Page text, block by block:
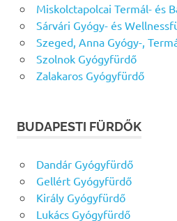
Miskolctapolcai Termál- és
Sárvári Gyógy- és
Szeged, Anna Gyógy-,
Szolnok Gyógyfürdő
Zalakaros Gyógyfürdő
BUDAPESTI FÜRDŐK
Dandár Gyógyfürdő
Gellért Gyógyfürdő
Király Gyógyfürdő
Lukács Gyógyfürdő